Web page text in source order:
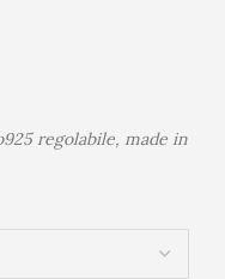
regolabile, made in